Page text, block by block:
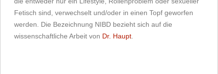
Fetisch sind, verwechselt und/oder in einen Topf geworfen
werden. Die Bezeichnung NIBD bezieht sich auf die
wissenschaftliche Arbeit von Dr. Haupt